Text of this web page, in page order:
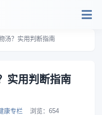
汤？实用判断指南
实用判断指南
康专栏 浏览： 654